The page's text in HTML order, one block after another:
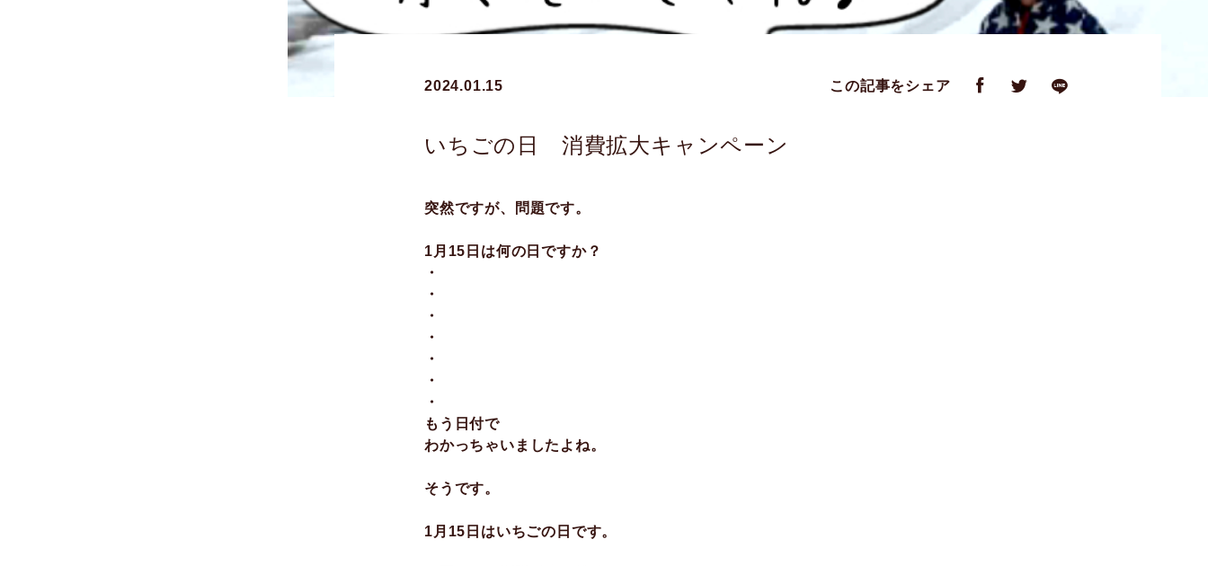
2024.01.15 この記事をシェア
いちごの日 消費拡大キャンペーン
突然ですが、問題です。
1月15日は何の日ですか？
・
・
・
・
・
・
・
もう日付で
わかっちゃいましたよね。
そうです。
1月15日はいちごの日です。